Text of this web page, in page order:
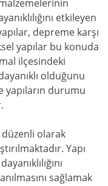
etkileyen
depreme karşı
yapılar bu konuda
ilçesindeki
olduğunu
yapıların durumu
düzenli olarak
Yapı
sağlamak